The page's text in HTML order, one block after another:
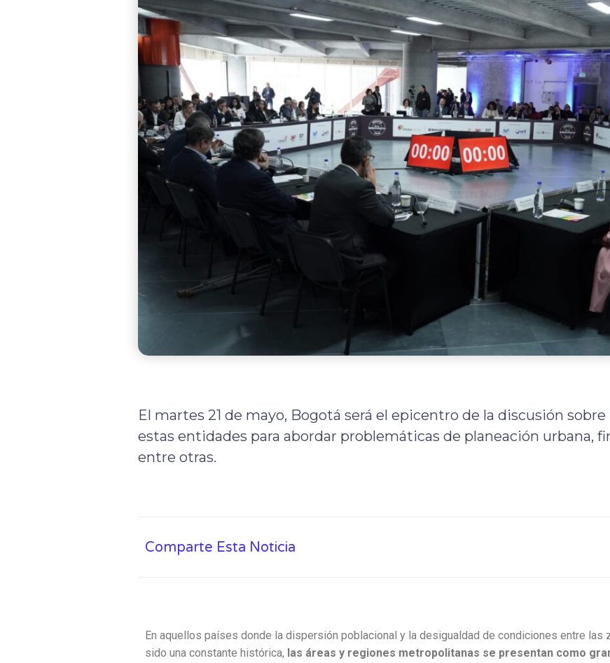
El martes 21 de mayo, Bogotá será el epicentro de la discusión
estas entidades para abordar problemáticas de planeación urbana,
entre otras.
Comparte Esta Noticia
En aquellos países donde la dispersión poblacional y la desigualdad de condiciones entre las
sido una constante histórica, las áreas y regiones metropolitanas se presentan como